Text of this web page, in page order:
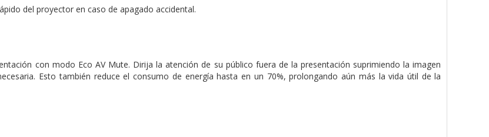
del proyector en caso de apagado accidental.
con modo Eco AV Mute. Dirija la atención de su público fuera de la presentación suprimiendo la imagen
Esto también reduce el consumo de energía hasta en un 70%, prolongando aún más la vida útil de la